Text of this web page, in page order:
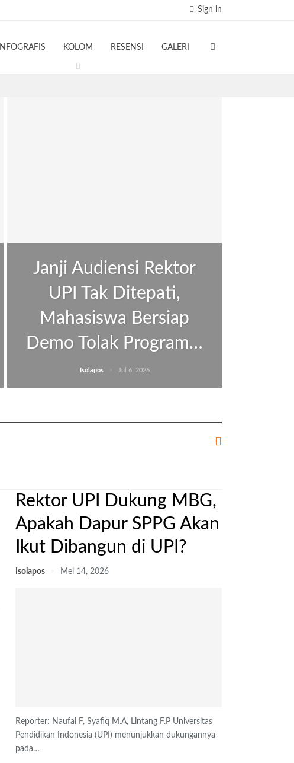
Sign in
INFOGRAFIS KOLOM RESENSI GALERI
Janji Audiensi Rektor
UPI Tak Ditepati,
Mahasiswa Bersiap
Demo Tolak Program…
Isolapos Jul 6, 2026
Rektor UPI Dukung MBG,
Apakah Dapur SPPG Akan
Ikut Dibangun di UPI?
Isolapos Mei 14, 2026
Reporter: Naufal F, Syafiq M.A, Lintang F.P Universitas
Pendidikan Indonesia (UPI) menunjukkan dukungannya
pada…